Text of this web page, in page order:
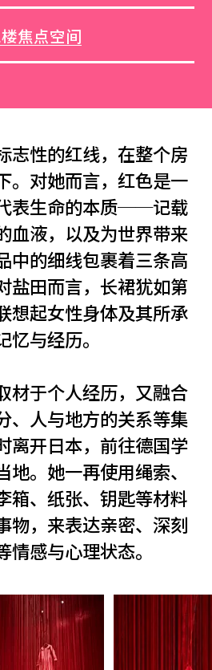
焦点空间
志性的红线，在整个房
。对她而言，红色是一
表生命的本质──记载
血液，以及为世界带来
中的细线包裹着三条高
盐田而言，长裙犹如第
想起女性身体及其所承
忆与经历。
材于个人经历，又融合
、人与地方的关系等集
离开日本，前往德国学
地。她一再使用绳索、
箱、纸张、钥匙等材料
物，来表达亲密、深刻
情感与心理状态。